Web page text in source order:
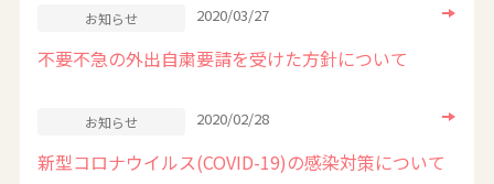
お知らせ 2020/03/27
不要不急の外出自粛要請を受けた方針について
お知らせ 2020/02/28
新型コロナウイルス(COVID-19)の感染対策について